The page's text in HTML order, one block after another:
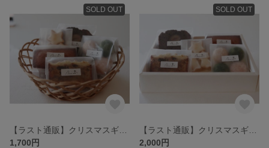
SOLD OUT
1,700円
SOLD OUT
2,000円